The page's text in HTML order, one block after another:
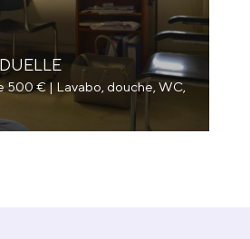
500 € | Lavabo, douche, WC,